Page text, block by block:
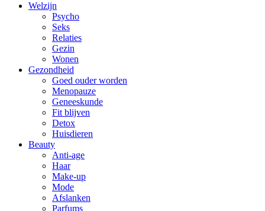
Welzijn
Psycho
Seks
Relaties
Gezin
Wonen
Gezondheid
Goed ouder worden
Menopauze
Geneeskunde
Fit blijven
Detox
Huisdieren
Beauty
Anti-age
Haar
Make-up
Mode
Afslanken
Parfums